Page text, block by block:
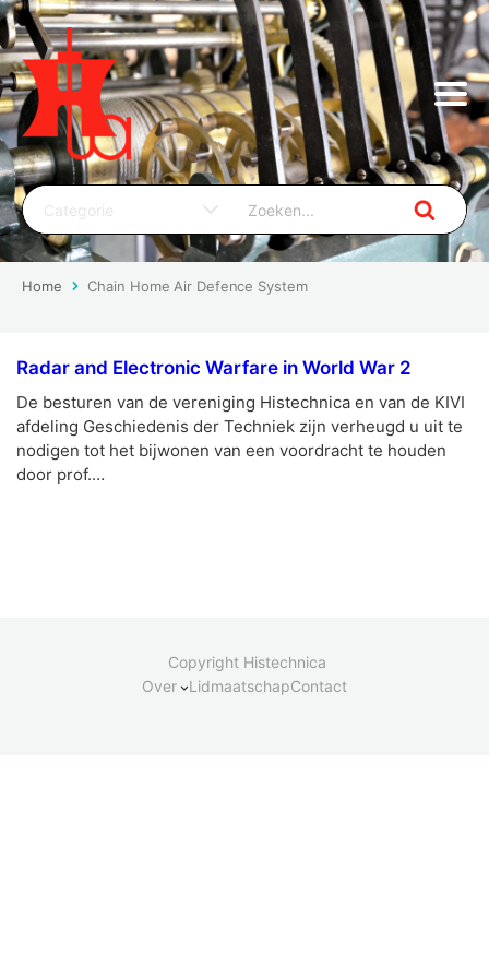
Home Chain Home Air Defence System
Radar and Electronic Warfare in World War 2
De besturen van de vereniging Histechnica en van de KIVI
afdeling Geschiedenis der Techniek zijn verheugd u uit te
nodigen tot het bijwonen van een voordracht te houden
door prof.…
Copyright Histechnica
Over
LidmaatschapContact